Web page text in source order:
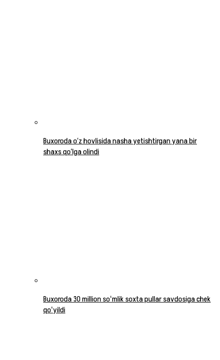
Buxoroda o‘z hovlisida nasha yetishtirgan yana bir
shaxs qo‘lga olindi
Buxoroda 30 million soʻmlik soxta pullar savdosiga chek
qoʻyildi